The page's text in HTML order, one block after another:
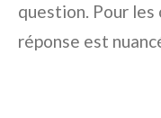
question. Pour les
réponse est